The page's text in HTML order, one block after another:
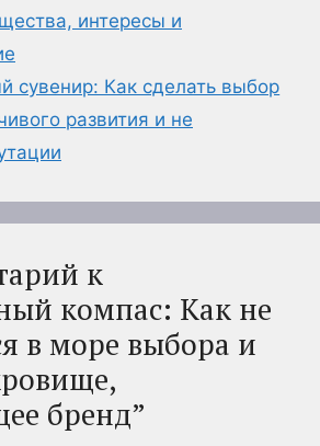
интересы и
сувенир: Как сделать выбор
развития и не
к
компас: Как не
в море выбора и
бренд”